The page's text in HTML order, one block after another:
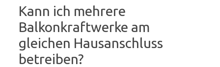
Kann ich mehrere
Balkonkraftwerke am
gleichen Hausanschluss
betreiben?